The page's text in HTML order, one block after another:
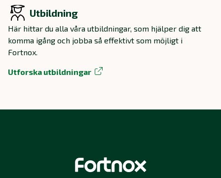
Utbildning
Här hittar du alla våra utbildningar, som hjälper dig att
komma igång och jobba så effektivt som möjligt i
Fortnox.
Utforska utbildningar